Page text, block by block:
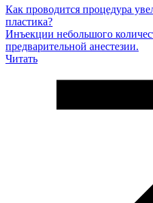
Как проводится процедура
пластика?
Инъекции небольшого
предварительной анестезии.
Читать